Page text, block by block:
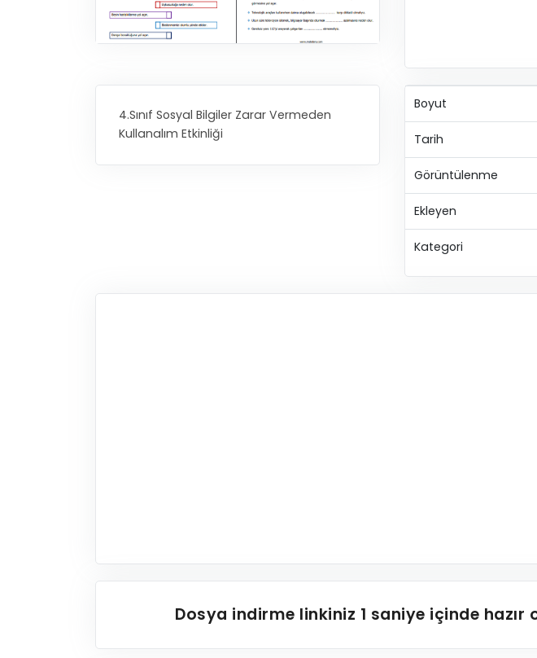
4.Sınıf Sosyal Bilgiler Zarar Vermeden
Kullanalım Etkinliği
Boyut
Tarih
Görüntülenme
Ekleyen
Kategori
Dosya indirme linkiniz 1 saniye içinde hazır